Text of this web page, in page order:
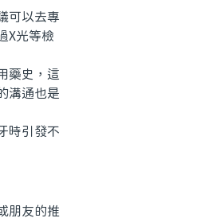
可以去專
X光等檢
藥史，這
溝通也是
時引發不
朋友的推